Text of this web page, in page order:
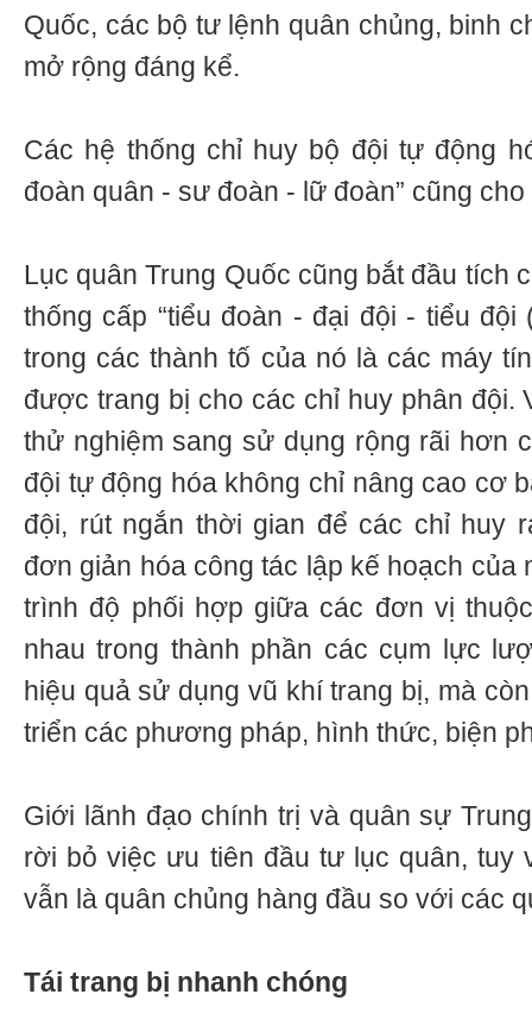
Quốc, các bộ tư lệnh quân chủng, binh
mở rộng đáng kể.
Các hệ thống chỉ huy bộ đội tự động
đoàn quân - sư đoàn - lữ đoàn” cũng
Lục quân Trung Quốc cũng bắt đầu tích
thống cấp “tiểu đoàn - đại đội - tiểu đội
trong các thành tố của nó là các máy
được trang bị cho các chỉ huy phân đội.
thử nghiệm sang sử dụng rộng rãi hơn
đội tự động hóa không chỉ nâng cao cơ
đội, rút ngắn thời gian để các chỉ huy
đơn giản hóa công tác lập kế hoạch của
trình độ phối hợp giữa các đơn vị
nhau trong thành phần các cụm lực
hiệu quả sử dụng vũ khí trang bị, mà
triển các phương pháp, hình thức, biện
Giới lãnh đạo chính trị và quân sự
rời bỏ việc ưu tiên đầu tư lục quân, tuy
vẫn là quân chủng hàng đầu so với các
Tái trang bị nhanh chóng